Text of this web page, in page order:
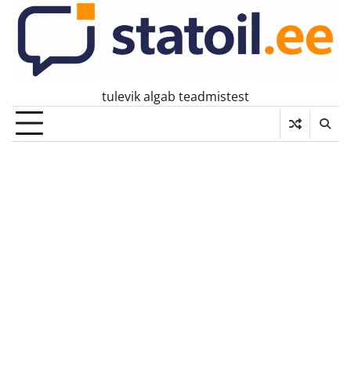
Skip
content
tulevik algab teadmistest